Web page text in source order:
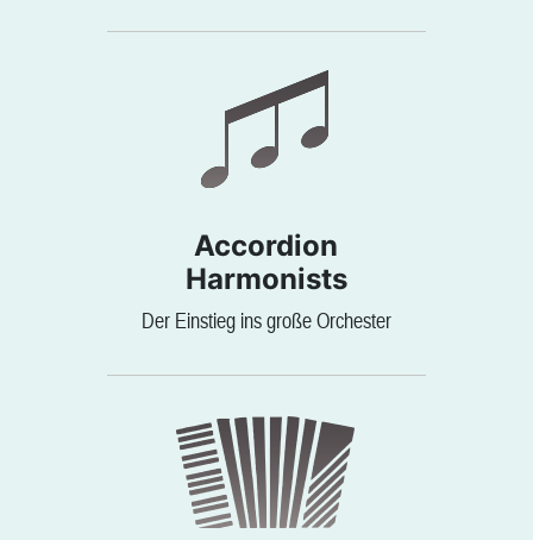
Accordion
Harmonists
Der Einstieg ins große Orchester